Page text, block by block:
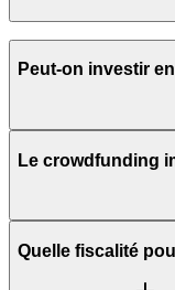
Peut-on investir
Le crowdfunding
Quelle fiscalité